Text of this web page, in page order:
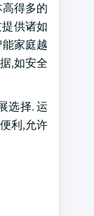
得多的
供诸如
家庭越
,如安全
选择. 运
利,允许